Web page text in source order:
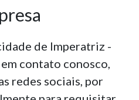
de Imperatriz -
contato conosco,
redes sociais, por